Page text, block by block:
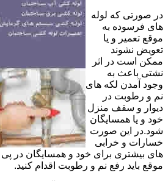
در صورتی که لوله
های فرسوده به
موقع تعمیر و یا
تعویض نشوند
ممکن است در اثر
نشتی باعث به
وجود آمدن لکه های
نم و رطوبت در
دیوار و سقف منزل
خود و یا همسایگان
شود.در این صورت
خسارات و خرابی
های بیشتری برای خود و همسایگان در
موقع باید رفع نم و رطوبت اقدام کنید.